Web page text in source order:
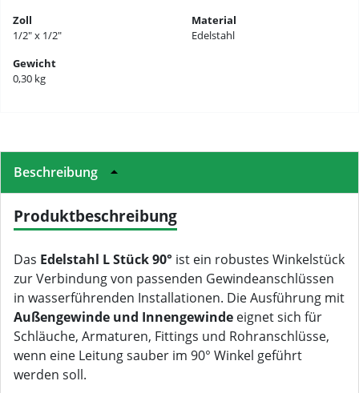
Zoll
1/2″ x 1/2″
Material
Edelstahl
Gewicht
0,30 kg
Beschreibung
Produktbeschreibung
Das Edelstahl L Stück 90° ist ein robustes Winkelstück
zur Verbindung von passenden Gewindeanschlüssen
in wasserführenden Installationen. Die Ausführung mit
Außengewinde und Innengewinde eignet sich für
Schläuche, Armaturen, Fittings und Rohranschlüsse,
wenn eine Leitung sauber im 90° Winkel geführt
werden soll.